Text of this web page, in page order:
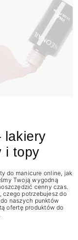
lakiery
i topy
do manicure online, jak
Twoją wygodną
cenny czas.
czego potrzebujesz do
naszych punktów
ofertę produktów do